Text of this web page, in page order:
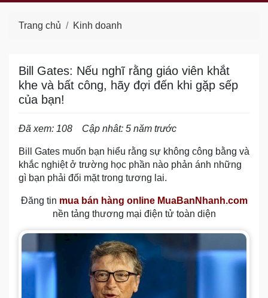
Trang chủ Kinh doanh
Bill Gates: Nếu nghĩ rằng giáo viên khắt
khe và bất công, hãy đợi đến khi gặp sếp
của bạn!
Đã xem: 108 Cập nhât: 5 năm trước
Bill Gates muốn bạn hiểu rằng sự không công bằng và
khắc nghiệt ở trường học phần nào phản ánh những
gì bạn phải đối mặt trong tương lai.
Đăng tin mua bán hàng online MuaBanNhanh.com
nền tảng thương mại điện tử toàn diện